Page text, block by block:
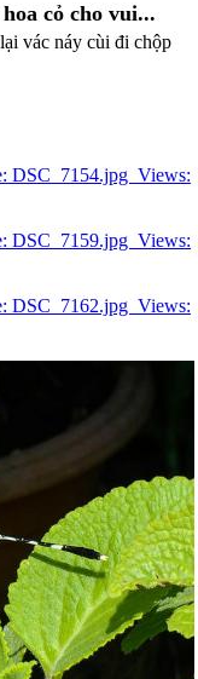
cỏ cho vui...
vác náy cùi đi chộp